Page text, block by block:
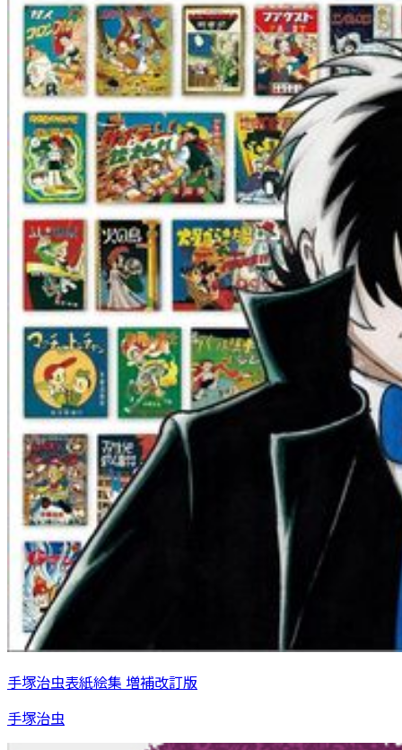
手塚治虫表紙絵集 増補改訂版
手塚治虫